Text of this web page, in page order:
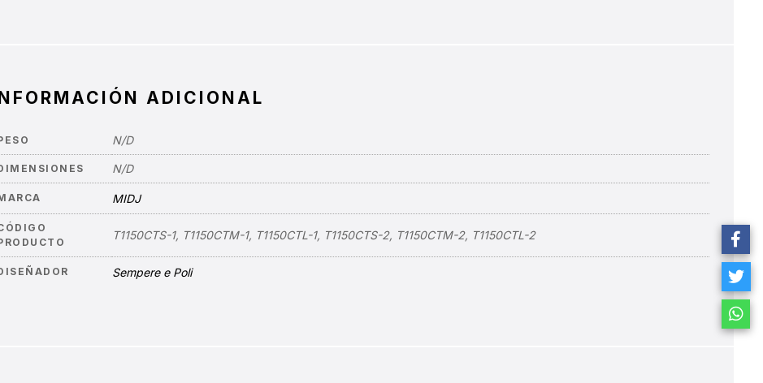
ADICIONAL
N/D
N/D
MIDJ
T1150CTS-1, T1150CTM-1, T1150CTL-1, T1150CTS-2, T1150CTM-2, T1150CTL-2
Sempere e Poli